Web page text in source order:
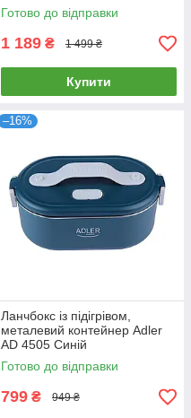
Готово до відправки
1 189 ₴ 1 499 ₴
Купити
–16%
Ланчбокс із підігрівом,
металевий контейнер Adler
AD 4505 Синій
Готово до відправки
799 ₴ 949 ₴